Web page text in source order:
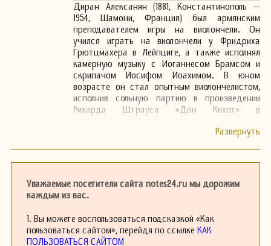
Диран Алексанян (1881, Константинополь —
1954, Шамони, Франция) был армянским
преподавателем игры на виолончели. Он
учился играть на виолончели у Фридриха
Грютцмахера в Лейпциге, а также исполнял
камерную музыку с Иоганнесом Брамсом и
скрипачом Иосифом Иоахимом. В юном
возрасте он стал опытным виолончелистом,
исполнив сольную партию в произведении
Рихарда Штрауса «Дон Кихот» в
В возрасте двадцати лет Алексанян переехал
схожа с его новыми подходами. Они
подружились и обнаружили, что у них есть
В 1921 году Алексанян стал ассистентом
Казальса в Нормальной школе музыки,
Уважаемые посетители сайта notes24.ru мы дорожим
каждым из вас.
1. Вы можете воспользоваться подсказкой «Как
пользоваться сайтом», перейдя по ссылке КАК
ПОЛЬЗОВАТЬСЯ САЙТОМ